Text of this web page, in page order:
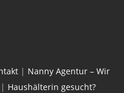
| Nanny Agentur – Wir
| Haushälterin gesucht?